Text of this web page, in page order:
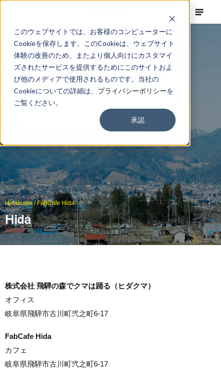
このウェブサイトでは、お客様のコンピューターに
Cookieを保存します。このCookieは、ウェブサイト
体験の改善のため、またより個人向けにカスタマイ
ズされたサービスを提供するためにこのサイトおよ
び他のメディアで使用されるものです。当社の
Cookieについての詳細は、 プライバシーポリシーを
ご覧ください。
承認
Hidakuma / FabCafe Hida
Hida
株式会社 飛騨の森でクマは踊る（ヒダクマ）
オフィス
岐阜県飛騨市古川町弐之町6-17
FabCafe Hida
カフェ
岐阜県飛騨市古川町弐之町6-17